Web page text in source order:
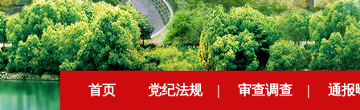
首页 党纪法规 | 审查调查 | 通报